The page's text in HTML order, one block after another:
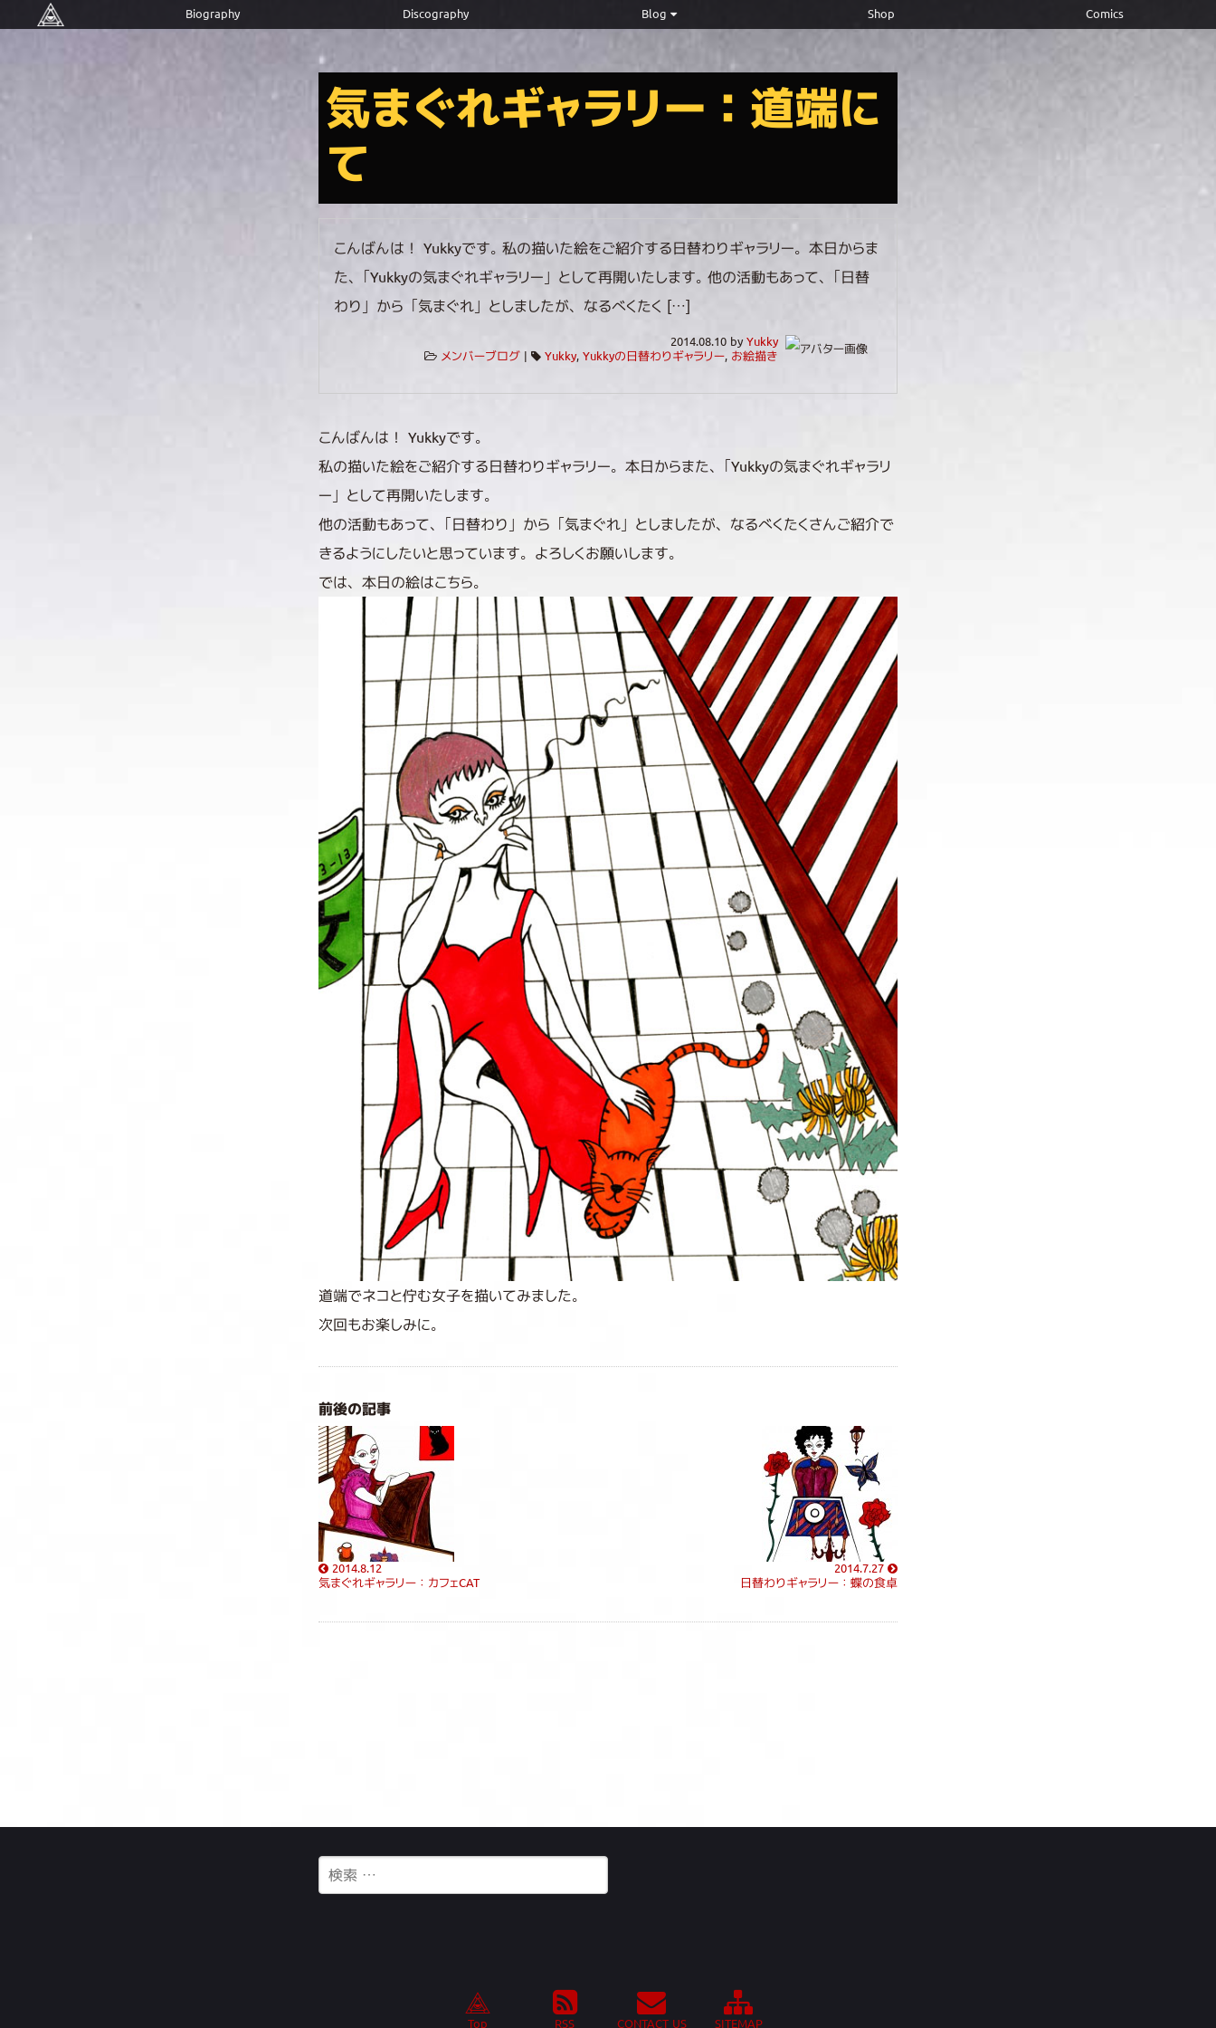
Biography Discography Blog Shop Comics
気まぐれギャラリー：道端に
て
こんばんは！ Yukkyです。 私の描いた絵をご紹介する日替わりギャラリー。本日からま
た、「Yukkyの気まぐれギャラリー」として再開いたします。 他の活動もあって、「日替
わり」から「気まぐれ」としましたが、なるべくたく […]
2014.08.10 by Yukky
メンバーブログ
Yukky, Yukkyの日替わりギャラリー, お絵描き
こんばんは！ Yukkyです。
私の描いた絵をご紹介する日替わりギャラリー。本日からまた、「Yukkyの気まぐれギャラリ
ー」として再開いたします。
他の活動もあって、「日替わり」から「気まぐれ」としましたが、なるべくたくさんご紹介で
きるようにしたいと思っています。よろしくお願いします。
では、本日の絵はこちら。
道端でネコと佇む女子を描いてみました。
次回もお楽しみに。
前後の記事
2014.8.12
気まぐれギャラリー：カフェCAT
2014.7.27
日替わりギャラリー：蝶の食卓
Top RSS CONTACT US SITEMAP